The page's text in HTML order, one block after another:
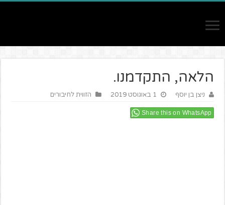
הלאה, התקדמנו.
ניצן בן יוסף 1 באוגוסט 2019 הזווית לחיבורים
Share this on WhatsApp